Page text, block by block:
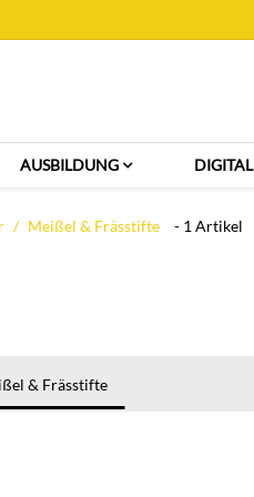
AUSBILDUNG DIGITAL
Meißel & Frässtifte - 1 Artikel
& Frässtifte